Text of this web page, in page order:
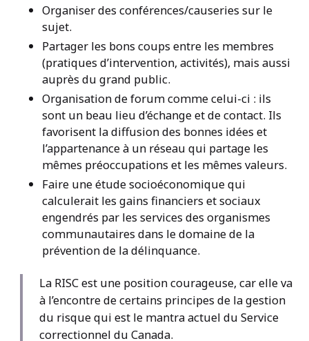
Organiser des conférences/causeries sur le
sujet.
Partager les bons coups entre les membres
(pratiques d’intervention, activités), mais aussi
auprès du grand public.
Organisation de forum comme celui-ci : ils
sont un beau lieu d’échange et de contact. Ils
favorisent la diffusion des bonnes idées et
l’appartenance à un réseau qui partage les
mêmes préoccupations et les mêmes valeurs.
Faire une étude socioéconomique qui
calculerait les gains financiers et sociaux
engendrés par les services des organismes
communautaires dans le domaine de la
prévention de la délinquance.
La RISC est une position courageuse, car elle va
à l’encontre de certains principes de la gestion
du risque qui est le mantra actuel du Service
correctionnel du Canada.